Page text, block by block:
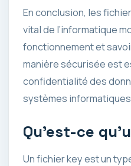
En conclusion, les
vital de l’informatique
fonctionnement et
manière sécurisée est
confidentialité des
systèmes
Qu’est-ce
Un fichier key est un